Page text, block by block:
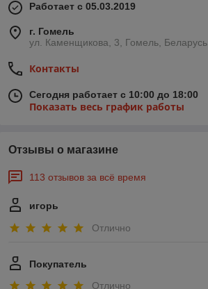
Работает с 05.03.2019
г. Гомель
ул. Каменщикова, 3, Гомель, Беларусь
Контакты
Сегодня работает с 10:00 до 18:00
Показать весь график работы
Отзывы о магазине
113 отзывов за всё время
игорь
Отлично
Покупатель
Отлично